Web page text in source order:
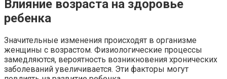
Влияние возраста на здоровье
ребенка
Значительные изменения происходят в организме
женщины с возрастом. Физиологические процессы
замедляются, вероятность возникновения хронических
заболеваний увеличивается. Эти факторы могут